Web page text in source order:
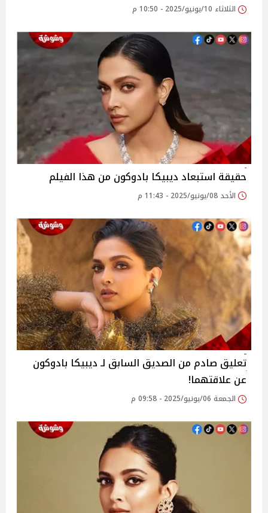
الثلاثاء 10/يونيو/2025 - 10:50 م
حقيقة استبعاد ديبيكا بادوكون من هذا الفيلم
الأحد 08/يونيو/2025 - 11:43 م
تعليق صادم من الصديق السابق لـ ديبيكا بادوكون
عن علاقتهما!
الجمعة 06/يونيو/2025 - 09:58 م